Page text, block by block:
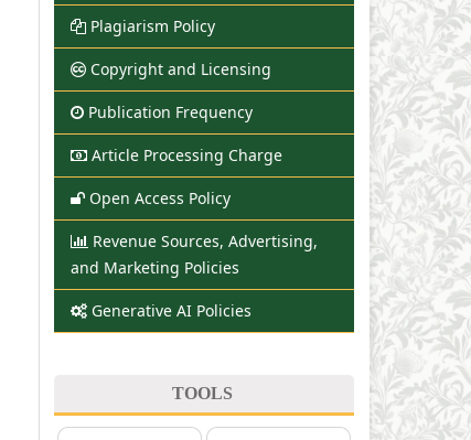
Plagiarism Policy
Copyright and Licensing
Publication Frequency
Article Processing Charge
Open Access Policy
Revenue Sources, Advertising,
and Marketing Policies
Generative AI Policies
TOOLS